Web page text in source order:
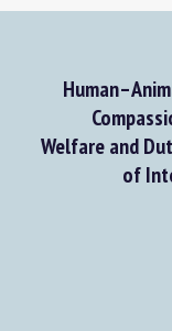
Welfare and
of